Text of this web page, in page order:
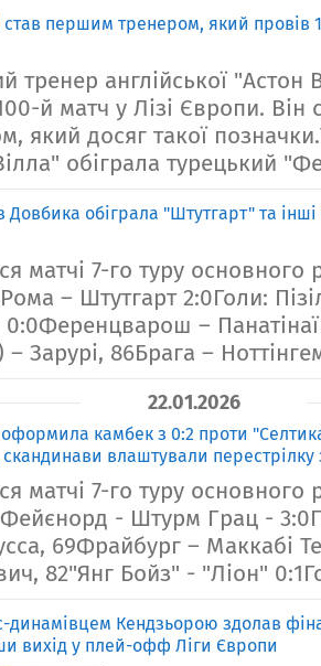
став першим тренером, який провів
тренер англійської "Астон
й матч у Лізі Європи.
який досяг такої
обіграла турецький
Довбика обіграла "Штутгарт" та інші
матчі 7-го туру основного
– Штутгарт 2:0Голи:
0:0Ференцварош –
– Зарурі, 86Брага –
22.01.2026
камбек з 0:2 проти
скандинави влаштували
матчі 7-го туру основного
- Штурм Грац -
69Фрайбург – Маккабі
82"Янг Бойз" - "Ліон"
динамівцем Кендзьорою здолав
вихід у плей-офф Ліги Європи